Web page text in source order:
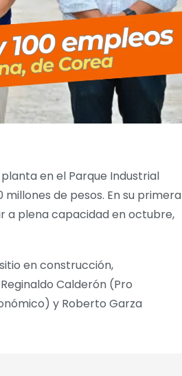
en el Parque Industrial
de pesos. En su primera
a plena capacidad en octubre,
en construcción,
Calderón (Pro
y Roberto Garza